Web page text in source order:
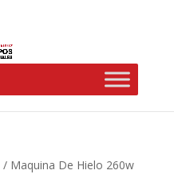
/ Maquina De Hielo 260w